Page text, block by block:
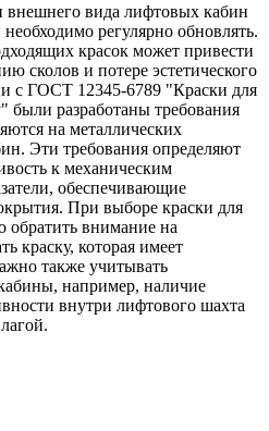
внешнего вида лифтовых кабин
регулярно обновлять.
красок может привести
сколов и потере эстетического
с ГОСТ 12345-6789 "Краски для
были разработаны требования
на металлических
Эти требования определяют
к механическим
обеспечивающие
При выборе краски для
обратить внимание на
краску, которая имеет
также учитывать
например, наличие
внутри лифтового шахта